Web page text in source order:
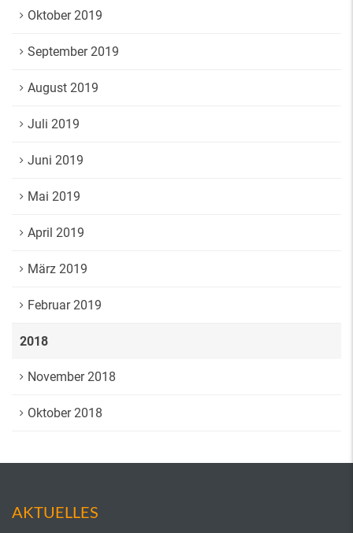
Oktober 2019
September 2019
August 2019
Juli 2019
Juni 2019
Mai 2019
April 2019
März 2019
Februar 2019
2018
November 2018
Oktober 2018
AKTUELLES